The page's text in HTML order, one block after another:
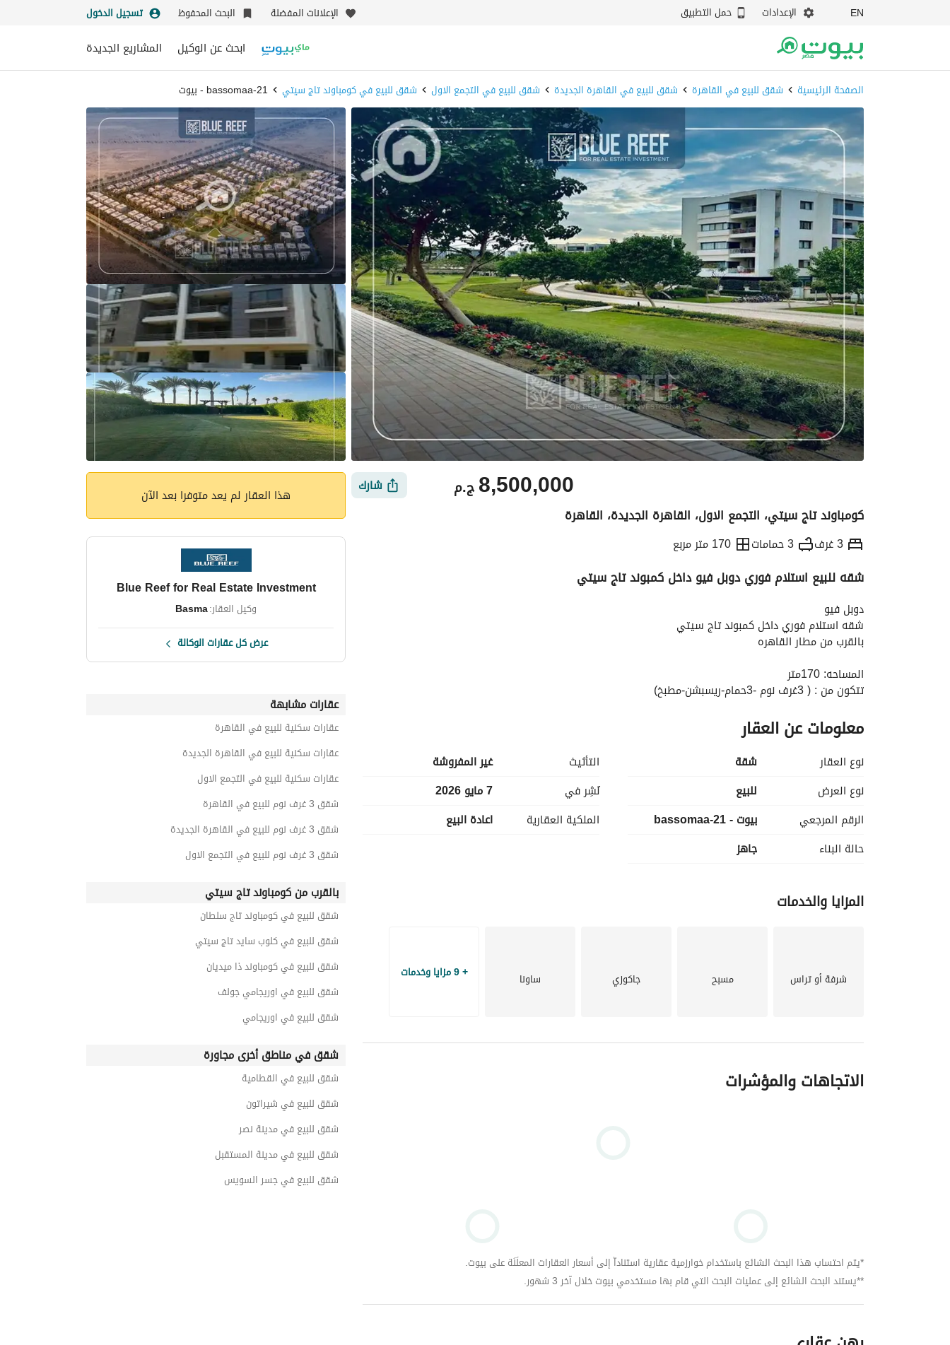
EN الإعدادات حمل التطبيق الإعلانات المفضلة البحث المحفوظ تسجيل الدخول
ابحث عن الوكيل المشاريع الجديدة
الصفحة الرئيسية شقق للبيع في القاهرة شقق للبيع في القاهرة الجديدة شقق للبيع في التجمع الاول شقق للبيع في كومباوند تاج سيتي bassomaa-21 - بيوت
ج.م8,500,000 شارك
كومباوند تاج سيتي، التجمع الاول، القاهرة الجديدة، القاهرة
3 غرف 3 حمامات 170 متر مربع
التفاصيل الاتجاهات والمؤشرات الموقع والأماكن القريبة
شقه للبيع استلام فوري دوبل فيو داخل كمبوند تاج سيتي
دوبل فيو
شقه استلام فوري داخل كمبوند تاج سيتي
بالقرب من مطار القاهره
المساحه: 170متر
تتكون من : ( 3غرف نوم -3حمام-ريسبشن-مطبخ)
السعر الاجمالي:8,500,000جنيه
====================================
خدمات ومميزات تاج سيتي
من وحراسة 24/7 مع كاميرات مراقبة وبوابات إلكترونية.
نوادي رياضية وClub House وصالات جيم وسبا وجاكوزي.
حمامات سباحة ومناطق ترفيهية للأطفال.
مدارس دولية وخدمات تعليمية داخل المشروع.
عيادات ومرافق طبية ومستشفيات.
معلومات عن العقار
نوع العقار
شقة
نوع العرض
للبيع
الرقم المرجعي
بيوت - bassomaa-21
حالة البناء
جاهز
التأثيث
غير المفروشة
نُشِر في
7 مايو 2026
الملكية العقارية
اعادة البيع
المزايا والخدمات
شرفة أو تراس مسبح جاكوزي ساونا + 9 مزايا وخدمات
الاتجاهات والمؤشرات
*يتم احتساب هذا البحث الشائع باستخدام خوارزمية عقارية استناداّ إلى أسعار العقارات المعلَنَة على بيوت.
**يستند البحث الشائع إلى عمليات البحث التي قام بها مستخدمي بيوت خلال آخر 3 شهور.
هذا العقار لم يعد متوفرا بعد الآن
Blue Reef for Real Estate Investment
وكيل العقار:Basma
عرض كل عقارات الوكالة
عقارات مشابهة
عقارات سكنية للبيع في القاهرة
عقارات سكنية للبيع في القاهرة الجديدة
عقارات سكنية للبيع في التجمع الاول
شقق 3 غرف نوم للبيع في القاهرة
شقق 3 غرف نوم للبيع في القاهرة الجديدة
شقق 3 غرف نوم للبيع في التجمع الاول
بالقرب من كومباوند تاج سيتي
شقق للبيع في كومباوند تاج سلطان
شقق للبيع في كلوب سايد تاج سيتي
شقق للبيع في كومباوند ذا ميديان
شقق للبيع في اوريجامي جولف
شقق للبيع في اوريجامي
شقق في مناطق أخرى مجاورة
شقق للبيع في القطامية
شقق للبيع في شيراتون
شقق للبيع في مدينة نصر
شقق للبيع في مدينة المستقبل
شقق للبيع في جسر السويس